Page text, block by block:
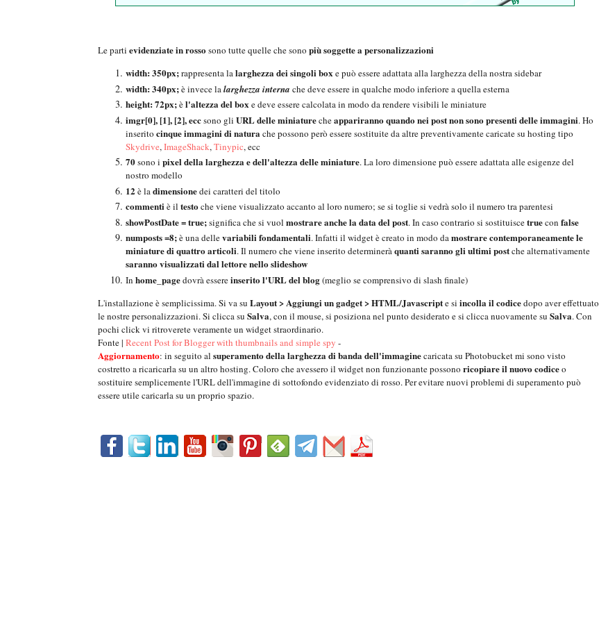
Le parti evidenziate in rosso sono tutte quelle che sono più soggette a personalizzazioni
width: 350px;rappresenta lalarghezza dei singoli boxe può essere adattata alla larghezza della nostra sidebar
width: 340px;è invece la larghezza interna che deve essere in qualche modo inferiore a quella esterna
height: 72px;èl'altezza del boxe deve essere calcolata in modo da rendere visibili le miniature
imgr[0], [1], [2], eccsono gli URL delle miniaturecheappariranno quando nei post non sono presenti delle immagini. Ho
inserito cinque immagini di natura che possono però essere sostituite da altre preventivamente caricate su hosting tipo
Skydrive, ImageShack, Tinypic, ecc
70sono i pixel della larghezza e dell'altezza delle miniature. La loro dimensione può essere adattata alle esigenze del
nostro modello
12 è la dimensionedei caratteri del titolo
commentiè il testo che viene visualizzato accanto al loro numero; se si toglie si vedrà solo il numero tra parentesi
showPostDate = true;significa che si vuol mostrare anche la data del post. In caso contrario si sostituiscetruecon false
numposts =8;è una dellevariabili fondamentali. Infatti il widget è creato in modo damostrare contemporaneamente le
miniature di quattro articoli. Il numero che viene inserito determineràquanti saranno gli ultimi postche alternativamente
saranno visualizzati dal lettore nello slideshow
In home_pagedovrà essereinserito l'URL del blog(meglio se comprensivo di slash finale)
L'installazione è semplicissima. Si va su Layout > Aggiungi un gadget > HTML/Javascripte si incolla il codicedopo aver effettuato
le nostre personalizzazioni. Si clicca su Salva, con il mouse, si posiziona nel punto desiderato e si clicca nuovamente su Salva. Con
pochi click vi ritroverete veramente un widget straordinario.
Fonte | Recent Post for Blogger with thumbnails and simple spy -
Aggiornamento: in seguito al superamento della larghezza di banda dell'immaginecaricata su Photobucket mi sono visto
costretto a ricaricarla su un altro hosting. Coloro che avessero il widget non funzionante possono ricopiare il nuovo codiceo
sostituire semplicemente l'URL dell'immagine di sottofondo evidenziato di rosso. Per evitare nuovi problemi di superamento può
essere utile caricarla su un proprio spazio.